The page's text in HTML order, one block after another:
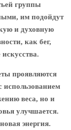
группы
им подойдут
и духовную
как бег,
проявляются
использованием
веса, но и
улучшается.
энергия.